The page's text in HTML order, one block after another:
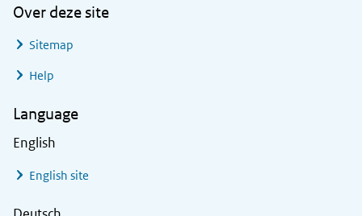
Over deze site
Sitemap
Help
Language
English
English site